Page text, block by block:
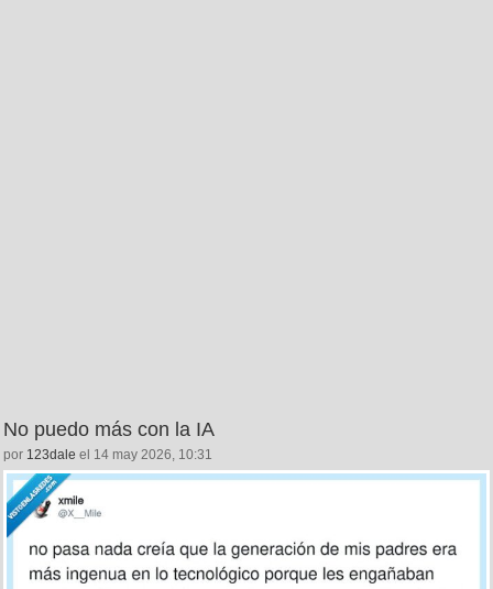
No puedo más con la IA
por 123dale el 14 may 2026, 10:31